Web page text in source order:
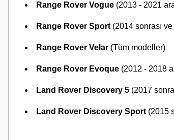
Range Rover Vogue (2013 - 2021
Range Rover Sport (2014 sonrası
Range Rover Velar (Tüm modeller)
Range Rover Evoque (2012 - 2018
Land Rover Discovery 5 (2017
Land Rover Discovery Sport (2015